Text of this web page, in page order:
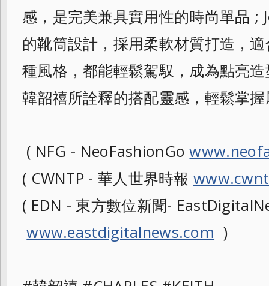
感，是完美兼具實用性的時尚單品 ;
的靴筒設計，採用柔軟材質打造，
種風格，都能輕鬆駕馭，成為點亮
韓韶禧所詮釋的搭配靈感，輕鬆掌
( NFG - NeoFashionGo
( CWNTP - 華人世界時報
( EDN - 東方數位新聞-
www.eastdigitalnews.com )